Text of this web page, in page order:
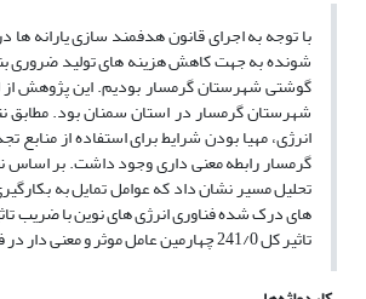
با توجه به اجرای قانون هدفمند سازی یارانه
شونده به جهت کاهش هزینه های تولید ضروری
گوشتی شهرستان گرمسار بودیم. این پژوهش از
شهرستان گرمسار در استان سمنان بود.
انرژی، مهیا بودن شرایط برای استفاده از
تاثیر کل 241/0 چهارمین عامل موثر و معنی دار در فرآیند پذیرش می باشند.